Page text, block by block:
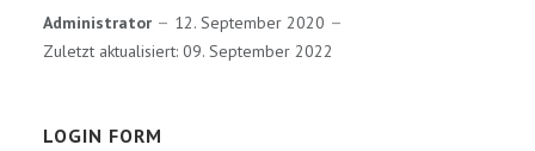
Administrator
12. September 2020
Zuletzt aktualisiert: 09. September 2022
LOGIN FORM